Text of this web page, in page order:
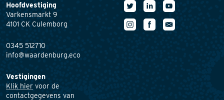
Hoofdvestiging
Varkensmarkt 9
4101 CK Culemborg
0345 512710
info@waardenburg.eco
Vestigingen
Klik hier voor de
contactgegevens van